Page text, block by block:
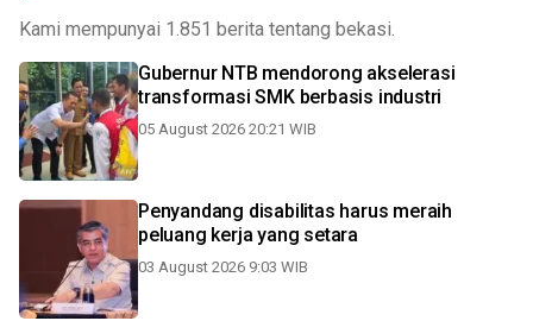
Kami mempunyai 1.851 berita tentang bekasi.
Gubernur NTB mendorong akselerasi
transformasi SMK berbasis industri
05 August 2026 20:21 WIB
Penyandang disabilitas harus meraih
peluang kerja yang setara
03 August 2026 9:03 WIB